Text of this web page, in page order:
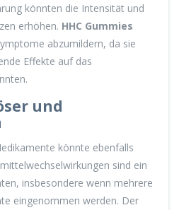
könnten die Intensität und
erhöhen. HHC Gummies
abzumildern, da sie
Effekte auf das
und
könnte ebenfalls
sind ein
insbesondere wenn mehrere
eingenommen werden. Der